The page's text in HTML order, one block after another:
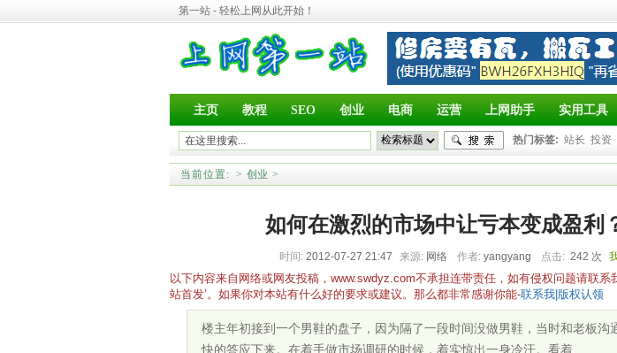
第一站 - 轻松上网从此开始！
主页 教程 SEO 创业 电商 运营 上网助手 实用工具
热门标签: 站长 投资
当前位置: > 创业 >
如何在激烈的市场中让亏本变成盈利
时间: 2012-07-27 21:47 来源: 网络 作者: yangyang 点击: 242 次
以下内容来自网络或网友投稿，www.swdyz.com不承担连带责任，如有侵权问题请联系
站首发’。如果你对本站有什么好的要求或建议。那么都非常感谢你能-联系我|版权认领
楼主年初接到一个男鞋的盘子，因为隔了一段时间没做男鞋，当时和老板沟
快的答应下来。在着手做市场调研的时候，着实惊出一身冷汗。看着